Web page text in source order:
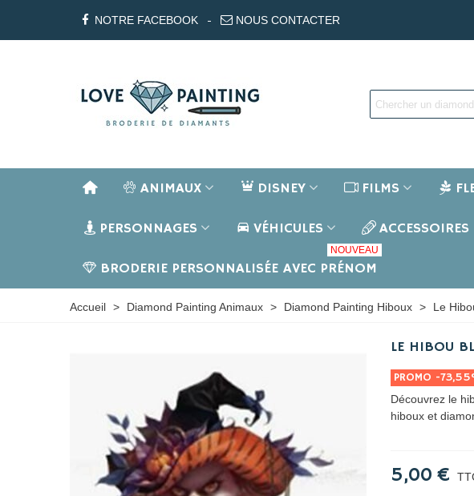
NOTRE FACEBOOK NOUS CONTACTER
ANIMAUX DISNEY FILMS
PERSONNAGES VÉHICULES ACCESSOIRES
BRODERIE PERSONNALISÉE AVEC PRÉNOM
NOUVEAU
Accueil > Diamond Painting Animaux > Diamond Painting Hiboux > Le
LE HIBOU
PROMO -
Découvrez le
hiboux et
5,00 €